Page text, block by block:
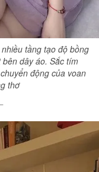
tầng tạo độ bồng
dây áo. Sắc tím
động của voan
thơ